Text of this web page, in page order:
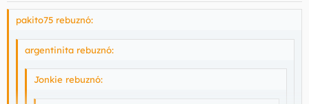
pakito75 rebuznó:
argentinita rebuznó:
Jonkie rebuznó: